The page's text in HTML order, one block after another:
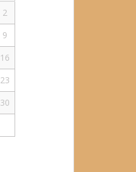
2
9
16
23
30